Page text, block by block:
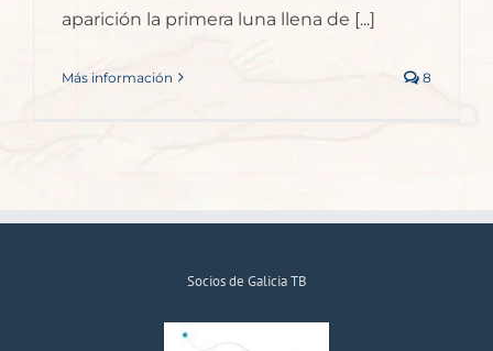
aparición la primera luna llena de [...]
Más información 8
Socios de Galicia TB